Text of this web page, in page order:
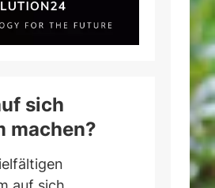
sich
machen?